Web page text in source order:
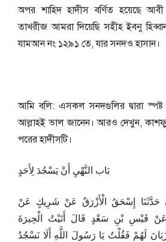
অপর শাহিদ হাদীস বর্ণিত হয়েছে
তাখরীজ আমরা দিয়েছি সহীহ ইবনু
যামআন নং ১২৯১ তে, যার সনদও হাসান।
আমি বলি: এসকল সনদগুলির দ্বারা স্পষ্ট
আল্লাহই ভাল জানেন। আরও দেখুন,
পরের হাদীসটি।
بَاب النَّهْيِ أَنْ يَسْجُدَ لِأَحَدٍ
حَدَّثَنَا إِسْحَقُ الْأَزْرَقُ عَنْ شَرِيكٍ عَنْ
قَيْسِ بْنِ سَعْدٍ قَالَ أَتَيْتُ الْحِيرَةَ
لَهُمْ فَقُلْتُ يَا رَسُولَ اللَّهِ أَلَا نَسْجُدُ